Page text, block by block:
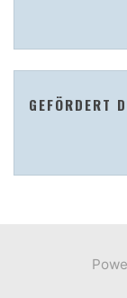
GEFÖRDERT